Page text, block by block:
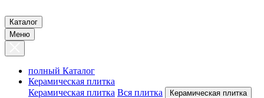
Каталог
Меню
полный Каталог
Керамическая плитка
Керамическая плитка Вся плитка Керамическая плитка